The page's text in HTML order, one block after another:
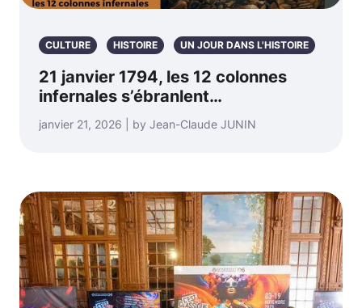
CULTURE HISTOIRE UN JOUR DANS L'HISTOIRE
21 janvier 1794, les 12 colonnes
infernales s’ébranlent…
janvier 21, 2026 | by Jean-Claude JUNIN